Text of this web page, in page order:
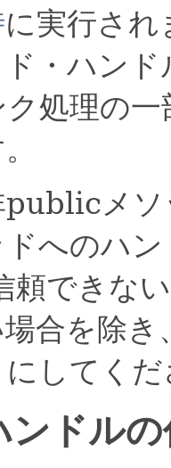
に実行され
・ハン
処理の
publicメ
へのハ
頼できな
合を除
してく
ンドル